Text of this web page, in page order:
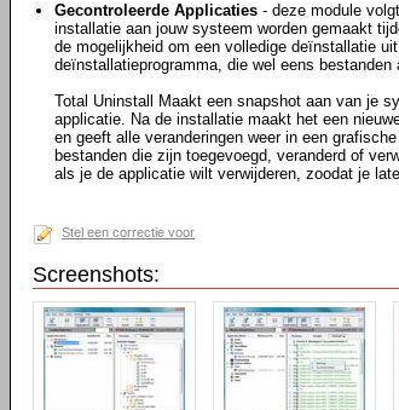
Gecontroleerde Applicaties - deze module
installatie aan jouw systeem worden gemaakt
de mogelijkheid om een volledige deïnstallatie
deïnstallatieprogramma, die wel eens bestanden
Total Uninstall Maakt een snapshot aan van je
applicatie. Na de installatie maakt het een
en geeft alle veranderingen weer in een
bestanden die zijn toegevoegd, veranderd of
als je de applicatie wilt verwijderen, zoodat je
Stel een correctie voor
Screenshots: